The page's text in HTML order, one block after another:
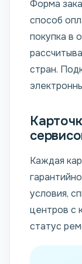
Форма
способ
покупка в
стран.
Каждая
условия,
центров с
статус